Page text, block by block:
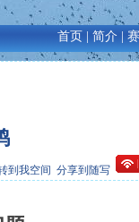
首页 简介
到我空间 分享到随写